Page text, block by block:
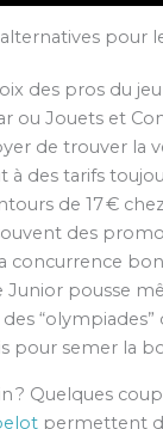
pour
des pros du
ou Jouets et
de trouver la
à des tarifs
de 17 €
des
concurrence
Junior pousse
“olympiades”
pour semer la
? Quelques
permettent